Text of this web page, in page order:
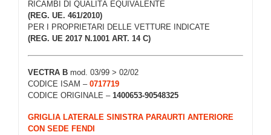
RICAMBI DI QUALITÀ EQUIVALENTE
(REG. UE. 461/2010)
PER I PROPRIETARI DELLE VETTURE INDICATE
(REG. UE 2017 N.1001 ART. 14 C)
VECTRA B mod. 03/99 > 02/02
CODICE ISAM – 0717719
CODICE ORIGINALE – 1400653-90548325
GRIGLIA LATERALE SINISTRA PARAURTI ANTERIORE
CON SEDE FENDI